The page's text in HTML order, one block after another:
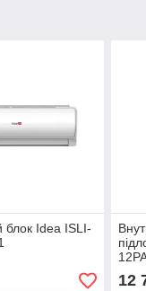
блок Idea ISLI-
12